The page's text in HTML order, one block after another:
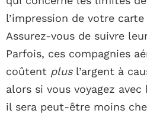
l’impression de votre carte
Assurez-vous de suivre
Parfois, ces compagnies
coûtent plusl’argent à
alors si vous voyagez avec
il sera peut-être moins